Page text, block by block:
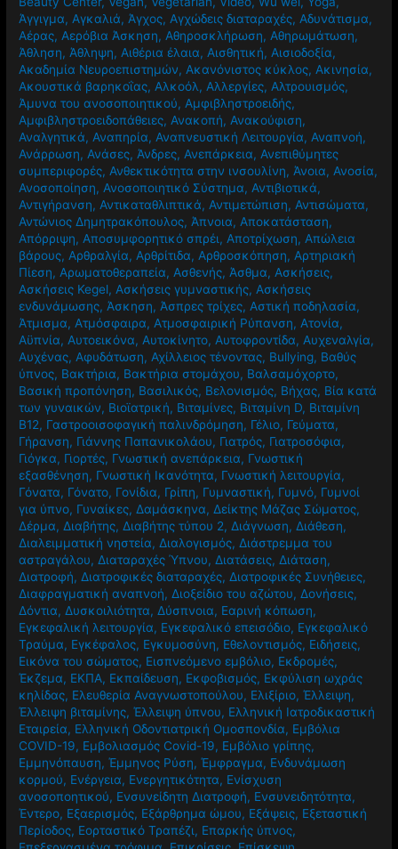
curcumin,Sputnik-V,SYMMETRIA, The Antiagers, The Medical
Beauty Center,Vegan,Vegetarian,Video,Wu wei,Yoga,
Άγγιγμα,Αγκαλιά,Άγχος ,Αγχώδεις διαταραχές,Αδυνάτισμα
Αέρας,Αερόβια Άσκηση, Αθηροσκλήρωση, Αθηρωμάτωση
Άθληση,Άθληψη,Αιθέρια έλαια,Αισθητική ,Αισιοδοξία,
Ακαδημία Νευροεπιστημών,Ακανόνιστος κύκλος,Ακινησία
Ακουστικά βαρηκοΐας,Αλκοόλ,Αλλεργίες,Αλτρουισμός
Άμυνα του ανοσοποιητικού,Αμφιβληστροειδής,
Αμφιβληστροειδοπάθειες,Ανακοπή,Ανακούφιση,
Αναλγητικά ,Αναπηρία,Αναπνευστική Λειτουργία,Αναπνοή
Ανάρρωση,Ανάσες,Άνδρες,Ανεπάρκεια,Ανεπιθύμητες
συμπεριφορές ,Ανθεκτικότητα στην ινσουλίνη,Άνοια
Ανοσοποίηση ,Ανοσοποιητικό Σύστημα,Αντιβιοτικά,
Αντιγήρανση,Αντικαταθλιπτικά,Αντιμετώπιση,Αντισώματα
Αντώνιος Δημητρακόπουλος ,Άπνοια,Αποκατάσταση,
Απόρριψη,Αποσυμφορητικό σπρέι,Αποτρίχωση,Απώλεια
βάρους,Αρθραλγία,Αρθρίτιδα,Αρθροσκόπηση,Αρτηριακή
Πίεση,Αρωματοθεραπεία, Ασθενής,Άσθμα,Ασκήσεις
Ασκήσεις Kegel,Ασκήσεις γυμναστικής ,Ασκήσεις
ενδυνάμωσης,Άσκηση ,Άσπρες τρίχες ,Αστική ποδηλασία
Άτμισμα,Ατμόσφαιρα,Ατμοσφαιρική Ρύπανση, Ατονία,
Αϋπνία,Αυτοεικόνα,Αυτοκίνητο ,Αυτοφροντίδα,Αυχεναλγία
Αυχένας,Αφυδάτωση,Αχίλλειος τένοντας,Βullying,Βαθύς
ύπνος, Βακτήρια,Βακτήρια στομάχου,Βαλσαμόχορτο,
Βασική προπόνηση,Βασιλικός,Βελονισμός,Βήχας,Βία κατά
των γυναικών,Βιοϊατρική,Βιταμίνες,Βιταμίνη D,Βιταμίνη
Β12,Γαστροοισοφαγική παλινδρόμηση,Γέλιο,Γεύματα,
Γήρανση ,Γιάννης Παπανικολάου,Γιατρός,Γιατροσόφια
Γιόγκα,Γιορτές,Γνωστική ανεπάρκεια,Γνωστική
εξασθένηση,Γνωστική Ικανότητα,Γνωστική λειτουργία,
Γόνατα,Γόνατο,Γονίδια,Γρίπη,Γυμναστική,Γυμνό,Γυμνοί
για ύπνο,Γυναίκες,Δαμάσκηνα, Δείκτης Μάζας Σώματος
Δέρμα,Διαβήτης,Διαβήτης τύπου 2,Διάγνωση,Διάθεση
Διαλειμματική νηστεία,Διαλογισμός,Διάστρεμμα του
αστραγάλου,Διαταραχές Ύπνου,Διατάσεις,Διάταση,
Διατροφή,Διατροφικές διαταραχές,Διατροφικές Συνήθειες
Διαφραγματική αναπνοή,Διοξείδιο του αζώτου,Δονήσεις
Δόντια,Δυσκοιλιότητα, Δύσπνοια,Εαρινή κόπωση,
Εγκεφαλική λειτουργία,Εγκεφαλικό επεισόδιο,Εγκεφαλικό
Τραύμα ,Εγκέφαλος, Εγκυμοσύνη, Εθελοντισμός,Ειδήσεις
Εικόνα του σώματος,Εισπνεόμενο εμβόλιο,Εκδρομές,
Έκζεμα, ΕΚΠΑ,Εκπαίδευση, Εκφοβισμός,Εκφύλιση ωχράς
κηλίδας,Ελευθερία Αναγνωστοπούλου,Ελιξίριο,Έλλειψη ,
Έλλειψη βιταμίνης,Έλλειψη ύπνου,Ελληνική Ιατροδικαστική
Εταιρεία,Ελληνική Οδοντιατρική Ομοσπονδία,Εμβόλια
COVID-19,Εμβολιασμός Covid-19,Εμβόλιο γρίπης,
Εμμηνόπαυση,Έμμηνος Ρύση,Έμφραγμα,Ενδυνάμωση
κορμού,Ενέργεια,Ενεργητικότητα,Ενίσχυση
ανοσοποητικού,Ενσυνείδητη Διατροφή ,Ενσυνειδητότητα,
Έντερο,Εξαερισμός,Εξάρθρημα ώμου,Εξάψεις